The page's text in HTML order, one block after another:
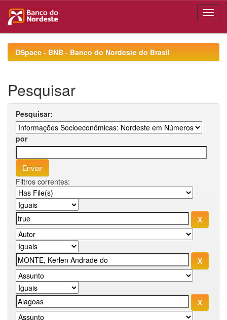
navigationDSpace - BNB - Banco do Nordeste do Brasil
Pesquisar
Pesquisar:
por
Filtros correntes: